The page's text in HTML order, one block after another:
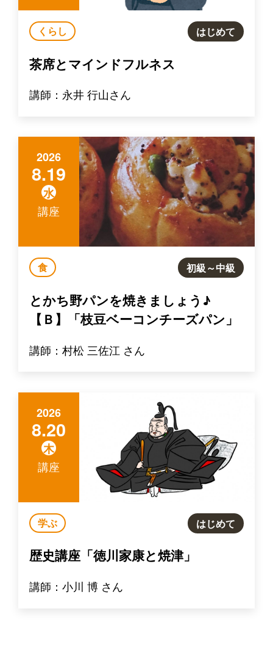
くらし はじめて
茶席とマインドフルネス
講師：永井 行山さん
2026
8.19
水
講座
食 初級～中級
とかち野パンを焼きましょう♪
【Ｂ】「枝豆ベーコンチーズパン」
講師：村松 三佐江 さん
2026
8.20
木
講座
学ぶ はじめて
歴史講座「徳川家康と焼津」
講師：小川 博 さん